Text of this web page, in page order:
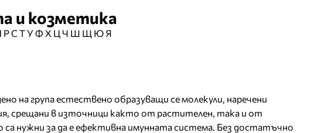
и козметика
РС ТУФ Х Ц Ч Ш Щ Ю Я
на група естествено образуващи се молекули, наречени
срещани в източници както от растителен, така и от
нужни за да е ефективна имунната система. Без достатъчно